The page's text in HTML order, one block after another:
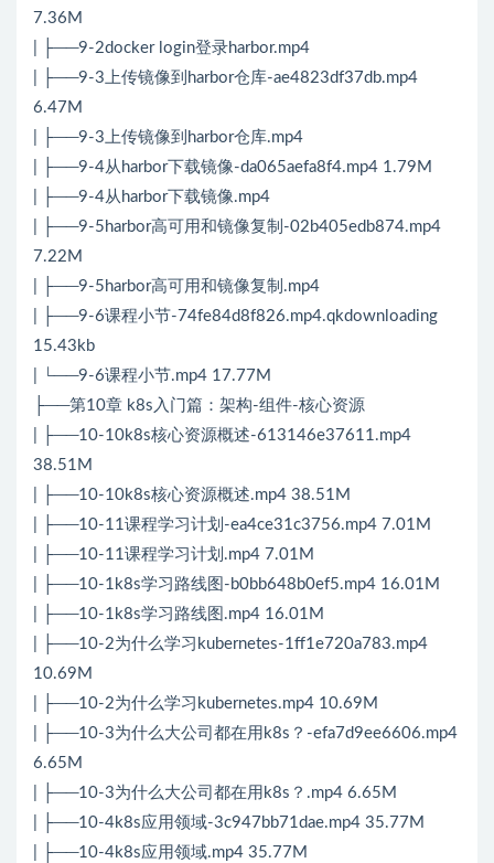
7.36M
| ├──9-2docker login登录harbor.mp4
| ├──9-3上传镜像到harbor仓库-ae4823df37db.mp4
6.47M
| ├──9-3上传镜像到harbor仓库.mp4
| ├──9-4从harbor下载镜像-da065aefa8f4.mp4 1.79M
| ├──9-4从harbor下载镜像.mp4
| ├──9-5harbor高可用和镜像复制-02b405edb874.mp4
7.22M
| ├──9-5harbor高可用和镜像复制.mp4
| ├──9-6课程小节-74fe84d8f826.mp4.qkdownloading
15.43kb
| └──9-6课程小节.mp4 17.77M
├──第10章 k8s入门篇：架构-组件-核心资源
| ├──10-10k8s核心资源概述-613146e37611.mp4
38.51M
| ├──10-10k8s核心资源概述.mp4 38.51M
| ├──10-11课程学习计划-ea4ce31c3756.mp4 7.01M
| ├──10-11课程学习计划.mp4 7.01M
| ├──10-1k8s学习路线图-b0bb648b0ef5.mp4 16.01M
| ├──10-1k8s学习路线图.mp4 16.01M
| ├──10-2为什么学习kubernetes-1ff1e720a783.mp4
10.69M
| ├──10-2为什么学习kubernetes.mp4 10.69M
| ├──10-3为什么大公司都在用k8s？-efa7d9ee6606.mp4
6.65M
| ├──10-3为什么大公司都在用k8s？.mp4 6.65M
| ├──10-4k8s应用领域-3c947bb71dae.mp4 35.77M
| ├──10-4k8s应用领域.mp4 35.77M